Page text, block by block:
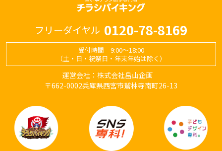
フリーダイヤル 0120-78-8169
受付時間 9:00～18:00
（土・日・祝祭日・年末年始は除く）
運営会社：株式会社畠山企画
〒662-0002兵庫県西宮市鷲林寺南町26-13